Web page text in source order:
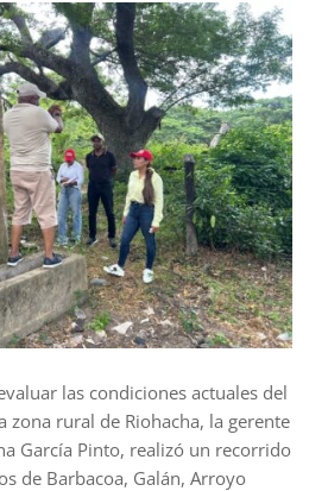
las condiciones actuales del
zona rural de Riohacha, la gerente
García Pinto, realizó un recorrido
de Barbacoa, Galán, Arroyo